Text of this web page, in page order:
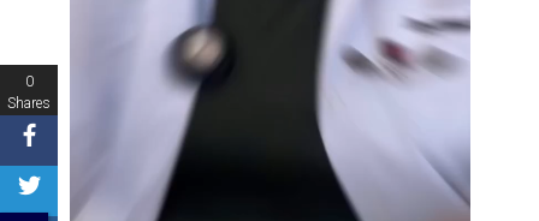
0
Shares